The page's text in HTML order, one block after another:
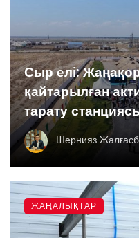
Сыр елі:
қайтарылған
тарату
Шернияз
ЖАҢАЛЫҚТАР